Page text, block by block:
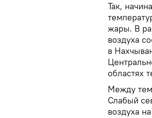
Так,
жары. В
воздуха
в
областях
Между
Слабый
воздуха